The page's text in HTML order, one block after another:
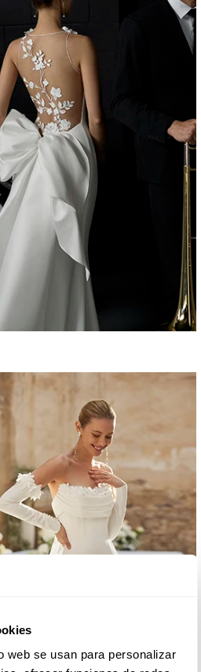
web se usan para personalizar